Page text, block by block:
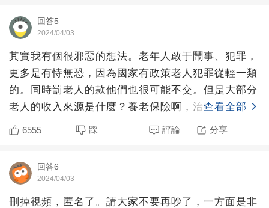
回答5
2024/04/03
其實我有個很邪惡的想法。老年人敢于鬧事、犯罪，
更多是有恃無恐，因為國家有政策老人犯罪從輕一類
的。同時罰老人的款他們也很可能不交。但是大部分
老人的收入來源是什麼？養老保險啊，治病考什麼？
醫保啊。罰款不交
查看全部
6555 踩 評論 分享
回答6
2024/04/03
刪掉視頻，匿名了。請大家不要再吵了，一方面是非